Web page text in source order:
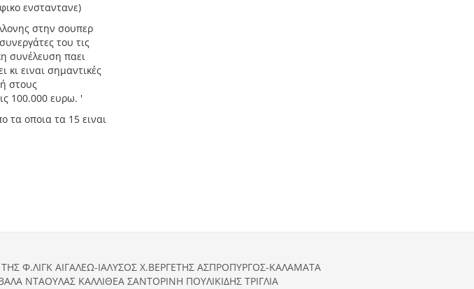
ενσταντανε)
στην σουπερ
του τις
συνέλευση παει
ειναι σημαντικές
στους
100.000 ευρω. '
τα οποια τα 15 ειναι
Φ.ΛΙΓΚ ΑΙΓΑΛΕΩ-ΙΑΛΥΣΟΣ Χ.ΒΕΡΓΕΤΗΣ ΑΣΠΡΟΠΥΡΓΟΣ-ΚΑΛΑΜΑΤΑ
ΝΤΑΟΥΛΑΣ ΚΑΛΛΙΘΕΑ ΣΑΝΤΟΡΙΝΗ ΠΟΥΛΙΚΙΔΗΣ ΤΡΙΓΛΙΑ